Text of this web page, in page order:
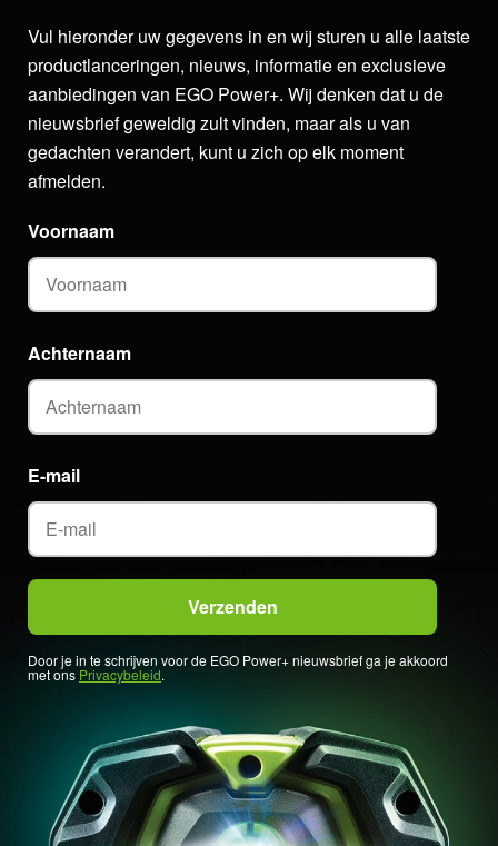
Vul hieronder uw gegevens in en wij sturen u alle laatste
productlanceringen, nieuws, informatie en exclusieve
aanbiedingen van EGO Power+. Wij denken dat u de
nieuwsbrief geweldig zult vinden, maar als u van
gedachten verandert, kunt u zich op elk moment
afmelden.
E-mail
Voornaam
Achternaam
Door je in te schrijven voor de EGO Power+ nieuwsbrief ga je akkoord
met ons Privacybeleid.